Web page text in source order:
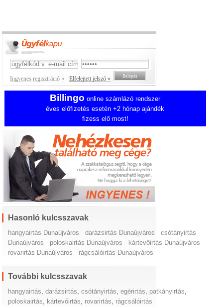
Ingyenes regisztráció » Elfelejtett jelszó »
Billingo online számlázó rendszer
éves előfizetés esetén +2 hónap ajándék
fizess elő most!
Hasonló kulcsszavak
hangyairtás Dunaújváros darázsirtás Dunaújváros
csótányirtás
Dunaújváros
poloskairtás Dunaújváros
kártevőirtás Dunaújváros
rovarirtás Dunaújváros
rágcsálóirtás Dunaújváros
További kulcsszavak
hangyairtás ,darázsirtás ,csótányirtás ,egérirtás patkányirtás
poloskairtás
kártevőirtás rovarirtás rágcsálóirtás